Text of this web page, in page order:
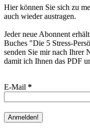
Hier können Sie sich zu
auch wieder austragen.
Jeder neue Abonnent
Buches "Die 5 Stress-
senden Sie mir nach Ihrer
damit ich Ihnen das PDF
E-Mail *